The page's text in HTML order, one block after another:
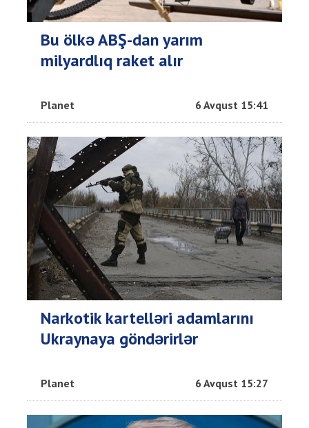
Bu ölkə ABŞ-dan yarım
milyardlıq raket alır
Planet 6 Avqust 15:41
Narkotik kartelləri adamlarını
Ukraynaya göndərirlər
Planet 6 Avqust 15:27